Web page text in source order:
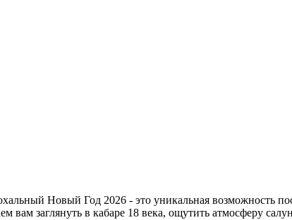
Новый Год 2026 - это уникальная возможность
заглянуть в кабаре 18 века, ощутить атмосферу